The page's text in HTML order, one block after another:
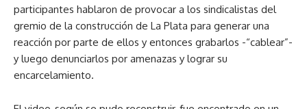
participantes hablaron de provocar a los sindicalistas del
gremio de la construcción de La Plata para generar una
reacción por parte de ellos y entonces grabarlos -“cablear”-
y luego denunciarlos por amenazas y lograr su
encarcelamiento.